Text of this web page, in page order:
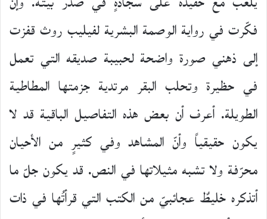
فكّرت في رواية الوصمة البشرية لفيليب روث قفزت
إلى ذهني صورة واضحة لحبيبة صديقه التي تعمل
في حظيرة وتحلب البقر مرتدية جزمتها المطاطية
الطويلة. أعرف أن بعض هذه التفاصيل الباقية قد لا
يكون حقيقياً وأنّ المشاهد وفي كثيرٍ من الأحيان
محرّفة ولا تشبه مثيلاتها في النص. قد يكون جلّ ما
أتذكره خليطٌ عجائبيّ من الكتب التي قرأتُها في ذات